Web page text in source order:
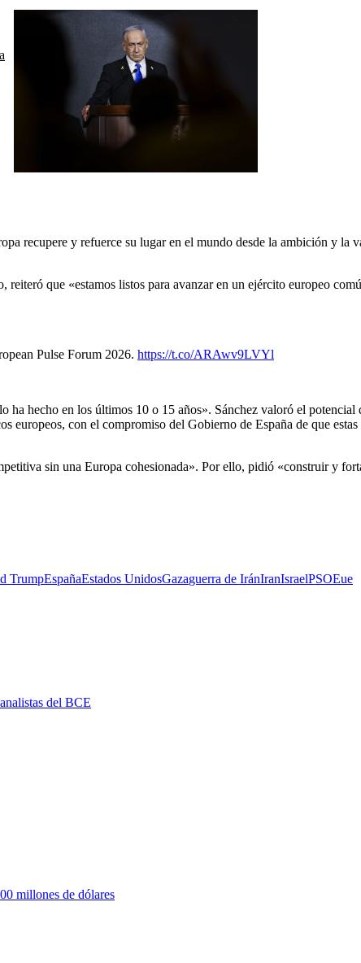
recupere y refuerce su lugar en el mundo desde la ambición y la
que «estamos listos para avanzar en un ejército europeo
Pulse Forum 2026. https://t.co/ARAwv9LVYl
hecho en los últimos 10 o 15 años». Sánchez valoró el
con el compromiso del Gobierno de España de que
sin una Europa cohesionada». Por ello, pidió «construir y
TrumpEspañaEstados UnidosGazaguerra de IránIranIsraelPSOEue
del BCE
millones de dólares